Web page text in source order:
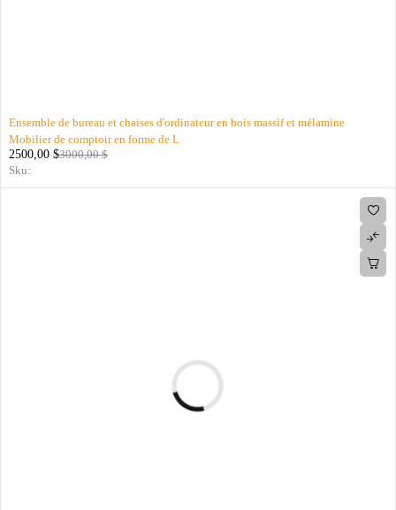
Ensemble de bureau et chaises d'ordinateur en bois massif et mélamine
Mobilier de comptoir en forme de L
3000,00$
2500,00 $
Sku: